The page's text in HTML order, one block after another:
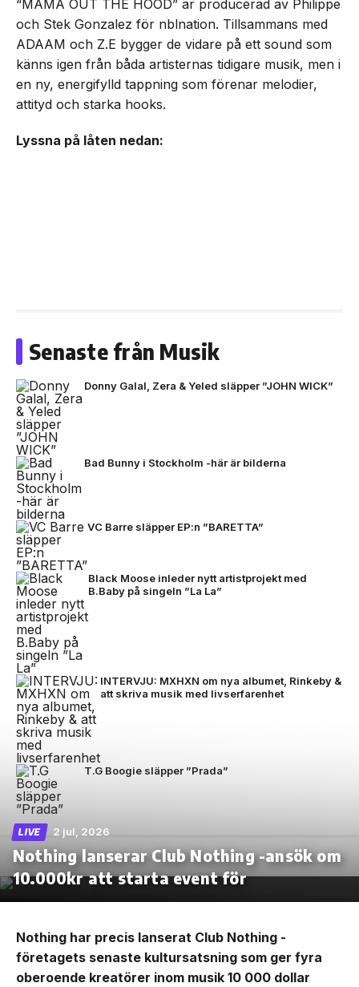
“MAMA OUT THE HOOD” är producerad av Philippe
och Stek Gonzalez för nblnation. Tillsammans med
ADAAM och Z.E bygger de vidare på ett sound som
känns igen från båda artisternas tidigare musik, men i
en ny, energifylld tappning som förenar melodier,
attityd och starka hooks.
Lyssna på låten nedan:
Senaste från Musik
Donny Galal, Zera & Yeled släpper ”JOHN WICK”
Bad Bunny i Stockholm -här är bilderna
VC Barre släpper EP:n ”BARETTA”
Black Moose inleder nytt artistprojekt med
B.Baby på singeln ”La La”
INTERVJU: MXHXN om nya albumet, Rinkeby &
att skriva musik med livserfarenhet
T.G Boogie släpper ”Prada”
LIVE 2 jul, 2026
Nothing lanserar Club Nothing -ansök om
10.000kr att starta event för
Nothing har precis lanserat Club Nothing -
företagets senaste kultursatsning som ger fyra
oberoende kreatörer inom musik 10 000 dollar